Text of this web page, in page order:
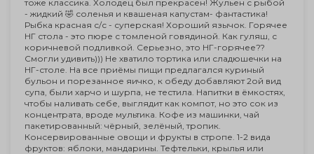
тоже классика. Холодец был прекрасен! Жульен с рыбой
- жидкий 🤣 соленья и квашеная капустам- фантастика!
Рыбка красная с/с - суперская! Хороший язычок. Горячее
НГ стола - это пюре с томленой говядиной. Как гуляш, с
коричневой подливкой. Серьезно, это НГ-горячее??
Смогли удивить))) Не хватило тортика или сладюшечки на
НГ-столе. На все приёмы пищи предлагался куриный
бульон и порезанное яичко, к обеду добавляют 2ой вид
супа, были харчо и шурпа, не тестила. Напитки в ёмкостях,
чтобы наливать себе, выглядит как компот, но это сок из
концентрата, вроде мультика. Кофе из машинки, чай
пакетированный: чёрный, зелёный, тропик.
Консервированные овощи и фрукты в стропе. 1-2 вида
фруктов: яблоки, мандарины. Тефтельки, крылья или